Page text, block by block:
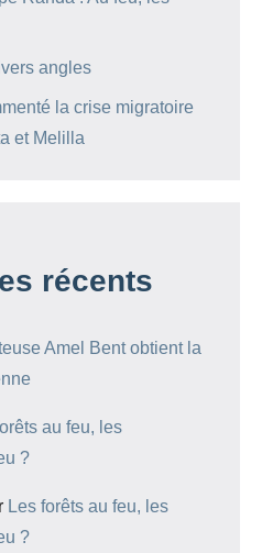
angles
la crise migratoire
et Melilla
récents
Amel Bent obtient la
au feu, les
?
Les forêts au feu, les
?